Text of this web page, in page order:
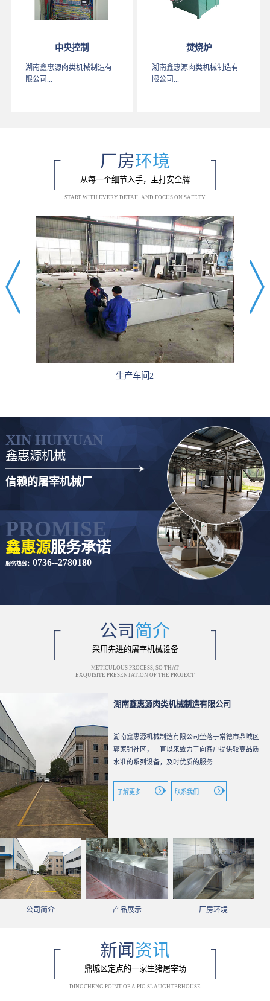
中央控制
湖南鑫惠源肉类机械制造有
限公司...
焚烧炉
湖南鑫惠源肉类机械制造有
限公司...
厂房环境
从每一个细节入手，主打安全牌
START WITH EVERY DETAIL AND FOCUS ON SAFETY
生产车间2
XIN HUIYUAN
鑫惠源机械
信赖的屠宰机械厂
PROMISE
鑫惠源服务承诺
服务热线： 0736--2780180
公司简介
采用先进的屠宰机械设备
METICULOUS PROCESS, SO THAT
EXQUISITE PRESENTATION OF THE PROJECT
湖南鑫惠源肉类机械制造有限公司
湖南鑫惠源机械制造有限公司坐落于常德市鼎城区
郭家铺社区，一直以来致力于向客户提供较高品质
水准的系列设备，及时优质的服务...
了解更多 联系我们
公司简介 产品展示 厂房环境
新闻资讯
鼎城区定点的一家生猪屠宰场
DINGCHENG POINT OF A PIG SLAUGHTERHOUSE